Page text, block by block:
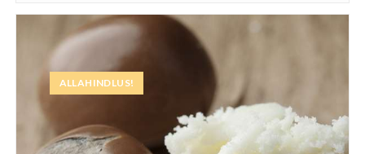
ALLAHINDLUS!